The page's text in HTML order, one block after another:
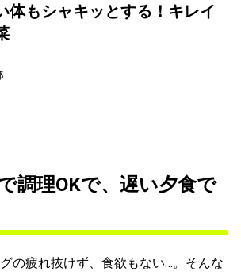
体もシャキッとする！キレイ
調理OKで、遅い夕食で
の疲れ抜けず、食欲もない…。そんな